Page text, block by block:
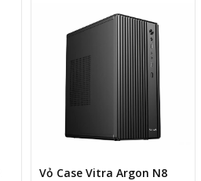
Vỏ Case Vitra Argon N8